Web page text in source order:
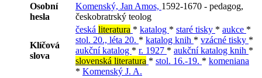
Osobní
hesla
Komenský, Jan Amos, 1592-1670 - pedagog,
českobratrský teolog
Klíčová
slova
česká literatura * katalog * staré tisky * aukce *
stol. 20., léta 20. * katalog knih * vzácné tisky *
aukční katalog * r. 1927 * aukční katalog knih *
slovenská literatura * stol. 16.-19. * komeniana
* Komenský J. A.